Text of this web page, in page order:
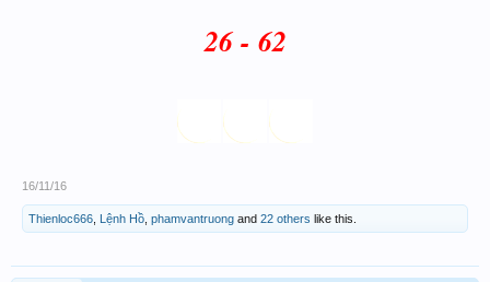
26 - 62
16/11/16
Thienloc666 Lệnh Hồ phamvantruong and 22 others like this.